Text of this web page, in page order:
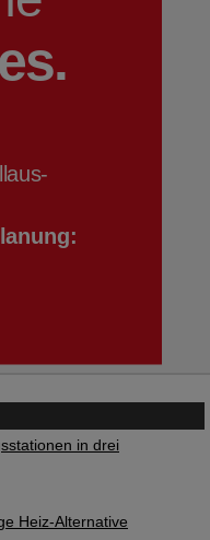
in drei
Heiz-Alternative